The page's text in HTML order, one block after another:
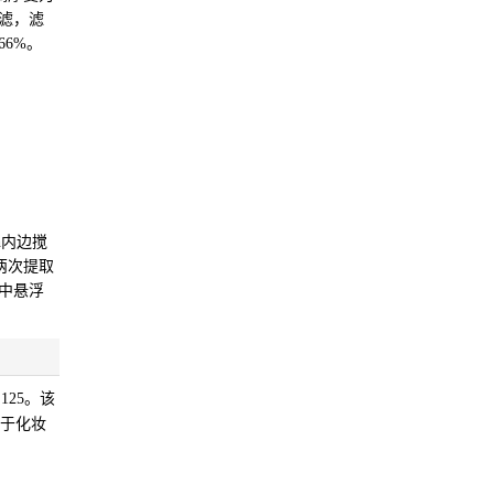
，滤
。
边搅
次提取
悬浮
。该
化妆